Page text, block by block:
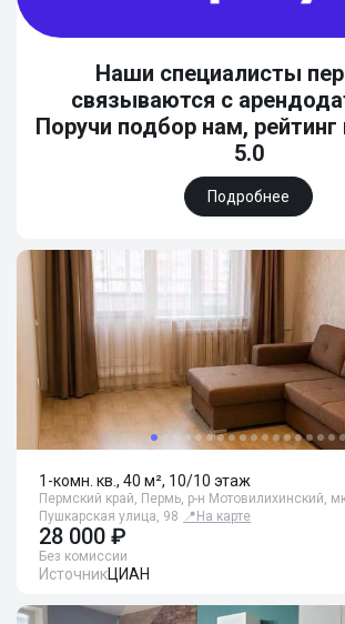
Наши специалисты
связываются с
Поручи подбор нам, рейтинг
5.0
Подробнее
1-комн. кв., 40 м², 10/10 этаж
Пермский край, Пермь, р-н Мотовилихинский,
Пушкарская улица, 98 📍 На карте
28 000 ₽
Без комиссии
ИсточникЦИАН